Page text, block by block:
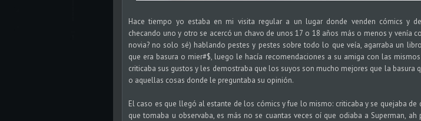
Hace tiempo yo estaba en mi visita regular a un lugar donde venden cómics y
checando uno y otro se acercó un chavo de unos 17 o 18 años más o menos y venía
novia? no solo sé) hablando pestes y pestes sobre todo lo que veía, agarraba un
que era basura o mier#$, luego le hacía recomendaciones a su amiga con las
criticaba sus gustos y les demostraba que los suyos son mucho mejores que la basura
o aquellas cosas donde le preguntaba su opinión.
El caso es que llegó al estante de los cómics y fue lo mismo: criticaba y se quejaba de
que tomaba u observaba, es más no se cuantas veces oí que odiaba a Superman, ah